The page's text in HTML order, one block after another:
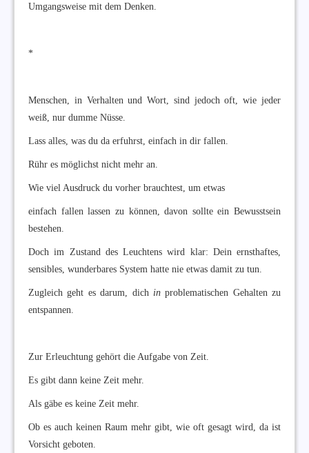
Umgangsweise mit dem Denken.
*
Menschen, in Verhalten und Wort, sind jedoch oft, wie jeder
weiß, nur dumme Nüsse.
Lass alles, was du da erfuhrst, einfach in dir fallen.
Rühr es möglichst nicht mehr an.
Wie viel Ausdruck du vorher brauchtest, um etwas
einfach fallen lassen zu können, davon sollte ein Bewusstsein
bestehen.
Doch im Zustand des Leuchtens wird klar: Dein ernsthaftes,
sensibles, wunderbares System hatte nie etwas damit zu tun.
Zugleich geht es darum, dich inproblematischen Gehalten zu
entspannen.
Zur Erleuchtung gehört die Aufgabe von Zeit.
Es gibt dann keine Zeit mehr.
Als gäbe es keine Zeit mehr.
Ob es auch keinen Raum mehr gibt, wie oft gesagt wird, da ist
Vorsicht geboten.